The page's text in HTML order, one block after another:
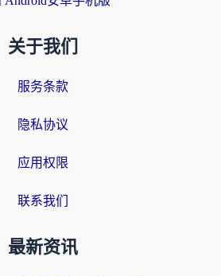
关于我们
服务条款
隐私协议
应用权限
联系我们
最新资讯